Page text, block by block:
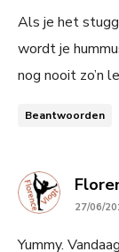
Als je het
wordt je
nog nooit zo’n
Beantwoorden
27/06/
Yummy.